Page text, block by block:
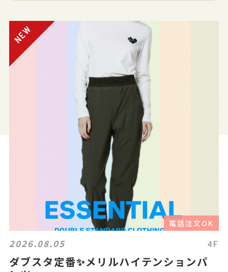
電話注文OK
2026.08.05 4F
ダブスタ定番✨メリルハイテンションパ